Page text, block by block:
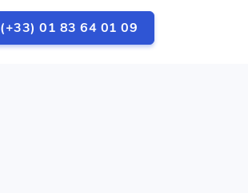
(+33) 01 83 64 01 09